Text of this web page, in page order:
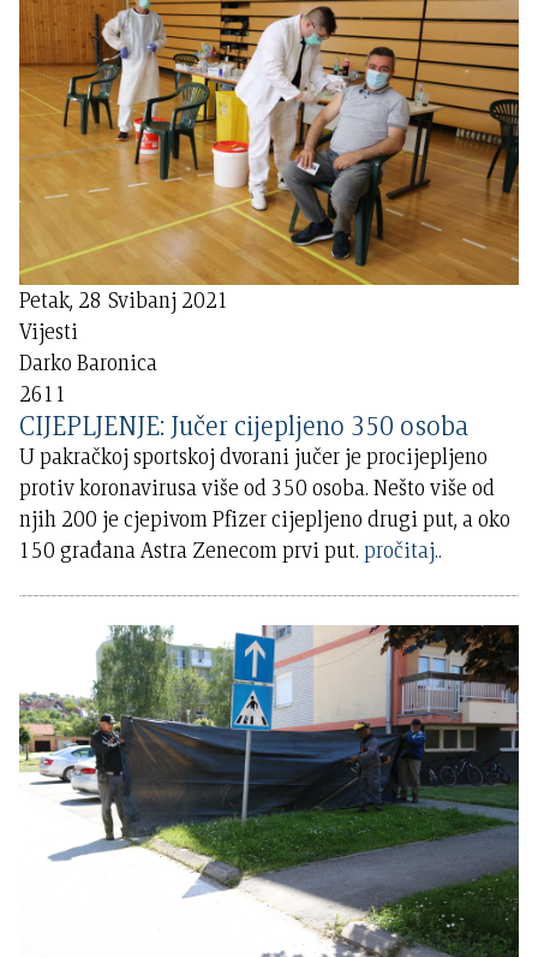
Petak, 28 Svibanj 2021
Vijesti
Darko Baronica
2611
CIJEPLJENJE: Jučer cijepljeno 350 osoba
U pakračkoj sportskoj dvorani jučer je procijepljeno
protiv koronavirusa više od 350 osoba. Nešto više od
njih 200 je cjepivom Pfizer cijepljeno drugi put, a oko
150 građana Astra Zenecom prvi put.pročitaj..